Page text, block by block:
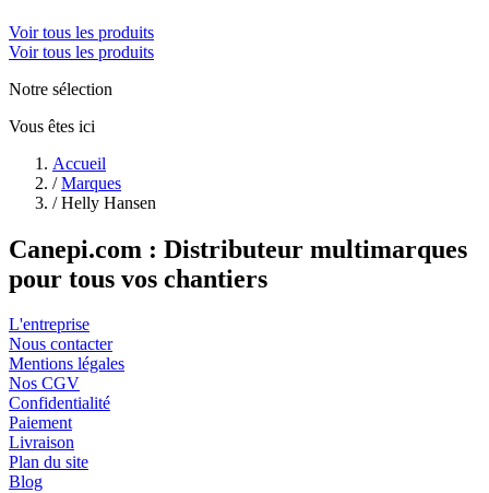
Voir tous les produits
Voir tous les produits
Notre sélection
Vous êtes ici
Accueil
/ Marques
/ Helly Hansen
Canepi.com : Distributeur multimarques
pour tous vos chantiers
L'entreprise
Nous contacter
Mentions légales
Nos CGV
Confidentialité
Paiement
Livraison
Plan du site
Blog